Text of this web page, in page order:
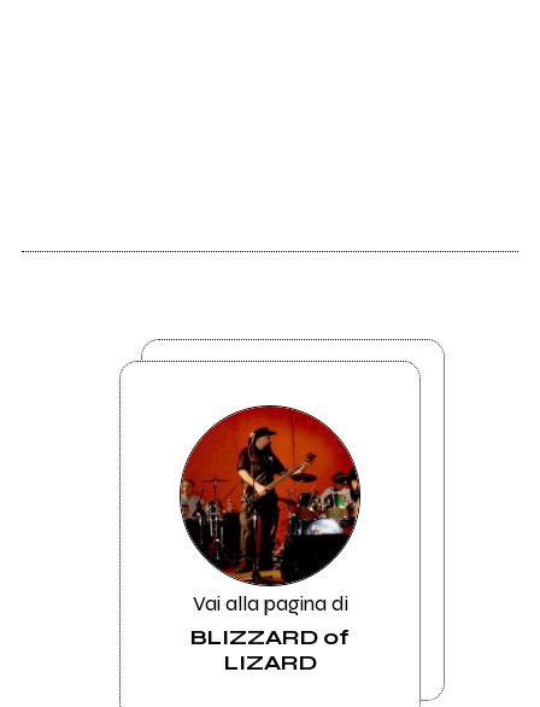
Vai alla pagina di
BLIZZARD of
LIZARD